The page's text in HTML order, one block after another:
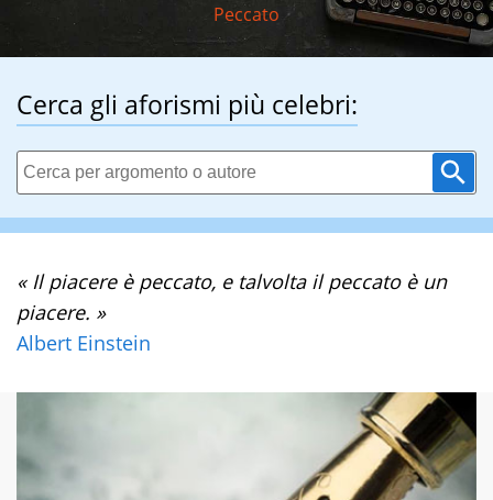
Peccato
Cerca gli aforismi più celebri:
« Il piacere è peccato, e talvolta il peccato è un
piacere. »
Albert Einstein